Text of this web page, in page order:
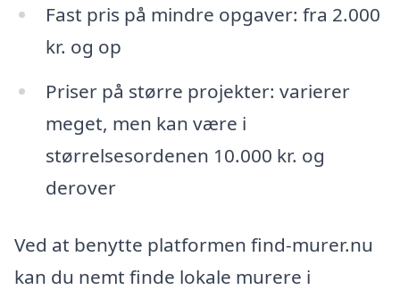
Fast pris på mindre opgaver: fra 2.000
kr. og op
Priser på større projekter: varierer
meget, men kan være i
størrelsesordenen 10.000 kr. og
derover
Ved at benytte platformen find-murer.nu
kan du nemt finde lokale murere i